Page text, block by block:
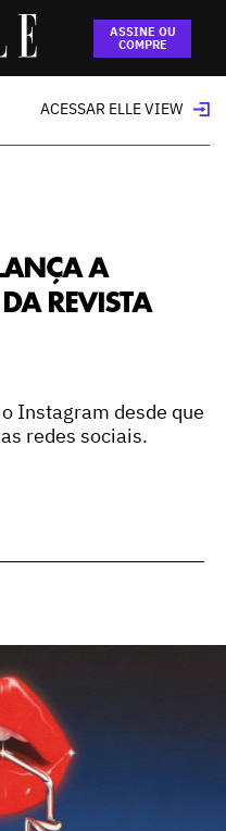
ASSINE OU
COMPRE
a segunda edição da
ACESSAR ELLE VIEW
A
REVISTA
Instagram desde que
redes sociais.